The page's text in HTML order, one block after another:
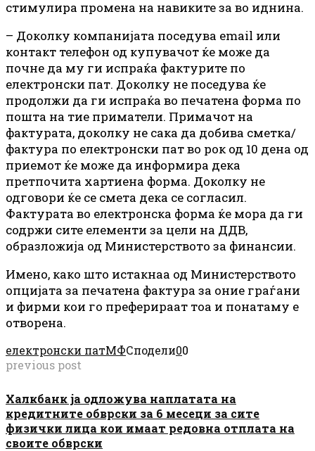
стимулира промена на навиките за во иднина.
– Доколку компанијата поседува email или
контакт телефон од купувачот ќе може да
почне да му ги испраќа фактурите по
електронски пат. Доколку не поседува ќе
продолжи да ги испраќа во печатена форма по
пошта на тие приматели. Примачот на
фактурата, доколку не сака да добива сметка/
фактура по електронски пат во рок од 10 дена од
приемот ќе може да информира дека
претпочита хартиена форма. Доколку не
одговори ќе се смета дека се согласил.
Фактурата во електронска форма ќе мора да ги
содржи сите елементи за цели на ДДВ,
образложија од Министерството за финансии.
Имено, како што истакнаа од Министерството
опцијата за печатена фактура за оние граѓани
и фирми кои го преферираат тоа и понатаму е
отворена.
електронски патМФСподели00
previous post
Халкбанк ја одложува наплатата на
кредитните обврски за 6 месеци за сите
физички лица кои имаат редовна отплата на
своите обврски